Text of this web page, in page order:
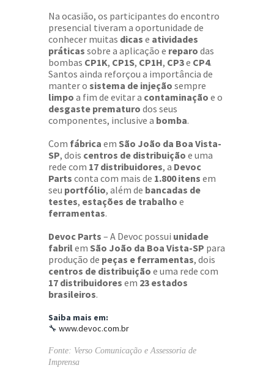
Na ocasião, os participantes do encontro
presencial tiveram a oportunidade de
conhecer muitas dicas e atividades
práticas sobre a aplicação e reparo das
bombas CP1K, CP1S, CP1H, CP3e CP4.
Santos ainda reforçou a importância de
manter o sistema de injeção sempre
limpo a fim de evitar a contaminação e o
desgaste prematuro dos seus
componentes, inclusive a bomba.
Com fábrica em São João da Boa Vista-
SP, dois centros de distribuição e uma
rede com 17 distribuidores, a Devoc
Parts conta com mais de 1.800 itens em
seu portfólio, além de bancadas de
testes, estações de trabalho e
ferramentas.
Devoc Parts – A Devoc possui unidade
fabrilem São João da Boa Vista-SP para
produção de peças e ferramentas, dois
centros de distribuição e uma rede com
17 distribuidores em 23 estados
brasileiros.
Saiba mais em:
🔧 www.devoc.com.br
Fonte: Verso Comunicação e Assessoria de
Imprensa